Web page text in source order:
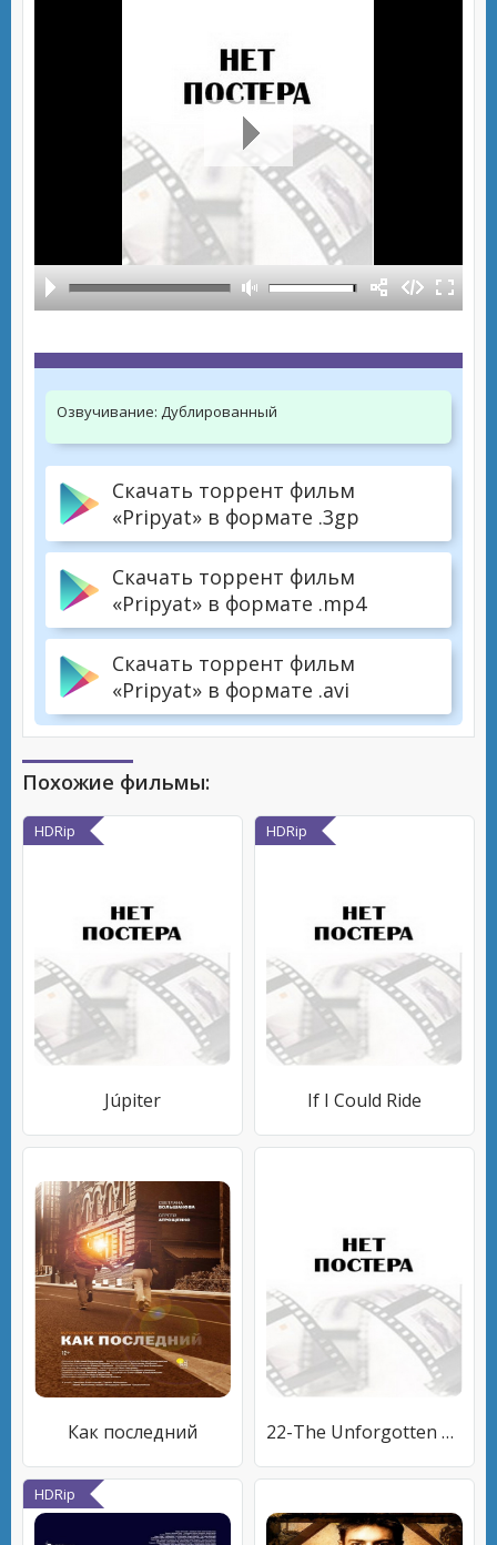
Озвучивание: Дублированный
Скачать торрент фильм
«Pripyat» в формате .3gp
Скачать торрент фильм
«Pripyat» в формате .mp4
Скачать торрент фильм
«Pripyat» в формате .avi
Похожие фильмы:
HDRip
Júpiter
HDRip
If I Could Ride
Как последний 22-The Unforgotten Soldier
HDRip